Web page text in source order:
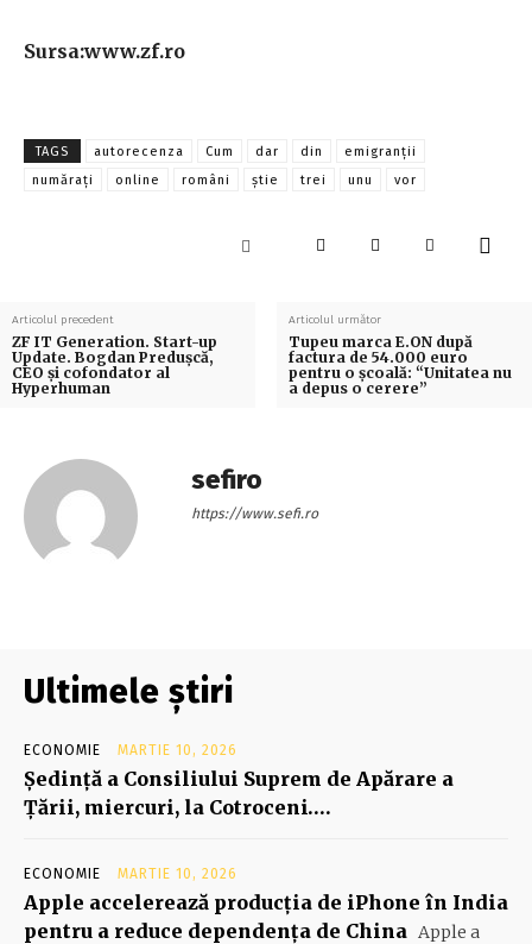
Sursa:www.zf.ro
TAGS autorecenza Cum dar din
emigranţii
număraţi
online români ştie trei unu vor
Articolul precedent
ZF IT Generation. Start-up
Update. Bogdan Preduşcă,
CEO şi cofondator al
Hyperhuman
Articolul următor
Tupeu marca E.ON după
factura de 54.000 euro
pentru o școală: “Unitatea nu
a depus o cerere”
sefiro
https://www.sefi.ro
Ultimele știri
ECONOMIE MARTIE 10, 2026
Şedinţă a Consiliului Suprem de Apărare a
Ţării, miercuri, la Cotroceni….
ECONOMIE MARTIE 10, 2026
Apple accelerează producția de iPhone în India
pentru a reduce dependența de China Apple a